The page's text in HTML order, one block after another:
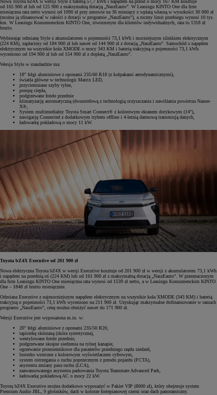
Nowa Toyota bZ4X w wersji Style z baterią 57,7 kWh i napędem na przód o mocy 167 KM kosztuje
od 165 900 zł lub od 125 900 z maksymalną dotacją „NaszEauto”. W Leasingu KINTO One dla firm
miesięczna rata netto wynosi od 1090 zł przy umowie na 36 miesięcy z wpłatą własną w wysokości 30 000 zł
(można ją sfinansować w całości z dotacji w programie „NaszEauto”), a roczny limit przebiegu wynosi 10 tys.
km. W Leasingu Konsumenckim KINTO One, stworzonym dla klientów indywidualnych, rata to 1318 zł
brutto.
Wybierając odmianę Style z akumulatorem o pojemności 73,1 kWh i mocniejszym silnikiem elektrycznym
(224 KM), zapłacimy od 184 900 zł lub nawet od 144 900 zł z dotacją „NaszEauto”. Samochód z napędem
elektrycznym na wszystkie koła XMODE o mocy 343 KM i baterią trakcyjną o pojemności 73,1 kWh
wyceniono od 194 900 zł lub od 154 900 zł z dopłatą „NaszEauto”.
Wersja Style w standardzie ma:
18" felgi aluminiowe z oponami 235/60 R18 (z kołpakami aerodynamicznymi),
światła główne w technologii Matrix LED,
przyciemniane szyby tylne,
pompę ciepła,
podgrzewane fotele przednie
klimatyzację automatyczną (dwustrefową z technologią oczyszczania i nawilżania powietrza Nanoe-
X®,
System multimedialny Toyota Smart Connect® z kolorowym ekranem dotykowym (14"),
nawigację Connected z dodatkowym trybem offline i 4-letnią darmową transmisją danych,
ładowarkę pokładową o mocy 11 kW.
Toyota bZ4X Executive od 201 900 zł
Nowa elektryczna Toyota bZ4X w wersji Executive kosztuje od 201 900 zł w wersji z akumulatorem 73,1 kWh
i napędem na przednią oś (224 KM) lub od 161 900 zł z maksymalną dotacją „NaszEauto”. W przeznaczonym
dla firm Leasingu KINTO One miesięczna rata wynosi od 1539 zł netto, a w Leasingu Konsumenckim KINTO
One – 1848 zł brutto miesięcznie.
Odmiana Executive z najmocniejszym napędem elektrycznym na wszystkie koła XMODE (343 KM) i baterią
trakcyjną o pojemności 73,1 kWh wyceniono na 211 900 zł. Uzyskując maksymalne dofinansowanie w ramach
programu „NaszEauto”, cenę można obniżyć nawet do 171 900 zł.
Wersji Executive jest wyposażona m.in. w:
20" felgi aluminiowe z oponami 235/50 R20,
tapicerkę skórzaną (skóra syntetyczna),
wentylowane fotele przednie,
podgrzewane skrajne siedzenia na tylnej kanapie,
ogrzewanie promiennikowe dla pasażerów przedniego rzędu siedzeń,
lusterko wsteczne z kolorowym wyświetlaczem cyfrowym,
system ostrzegania o ruchu poprzecznym z przodu pojazdu (FCTA),
asystenta zmiany pasa ruchu (LCA),
zaawansowanego asystenta parkowania Toyota Teammate Advanced Park,
ładowarkę pokładową AC o mocy 22 kW.
Toyotę bZ4X Executive można dodatkowo wyposażyć w Pakiet VIP (8000 zł), który obejmuje system
Premium Audio JBL, 9 głośników, dach w kolorze fortepianowej czerni oraz dach panoramiczny.